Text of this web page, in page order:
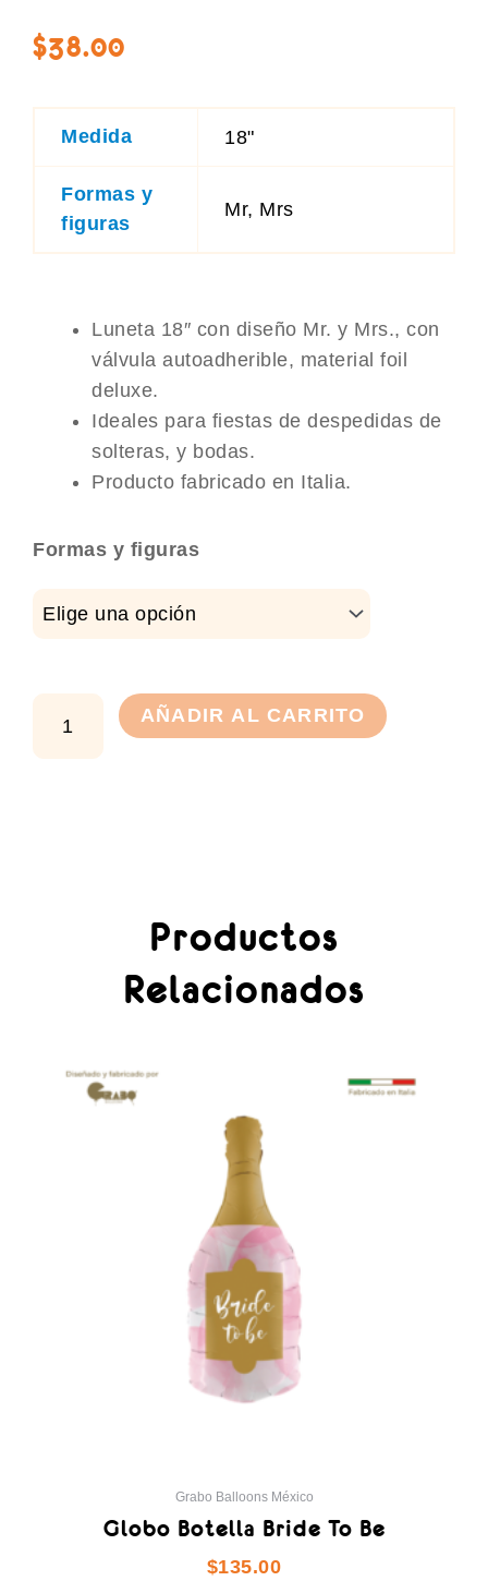
$38.00
Medida 18"
Formas y
figuras
Mr, Mrs
Luneta 18″ con diseño Mr. y Mrs., con
válvula autoadherible, material foil
deluxe.
Ideales para fiestas de despedidas de
solteras, y bodas.
Producto fabricado en Italia.
Formas y figuras
lunetas
AÑADIR AL CARRITO
Productos
Relacionados
Grabo Balloons México
Globo Botella Bride To Be
$135.00